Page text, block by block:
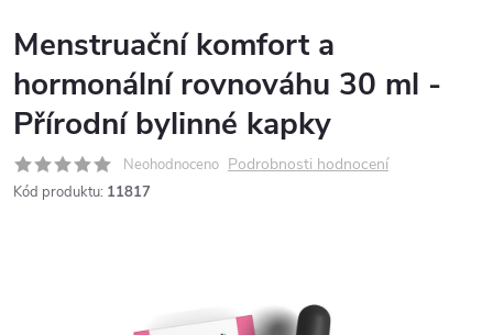
Menstruační komfort a
hormonální rovnováhu 30 ml -
Přírodní bylinné kapky
Neohodnoceno Podrobnosti hodnocení
Kód produktu: 11817